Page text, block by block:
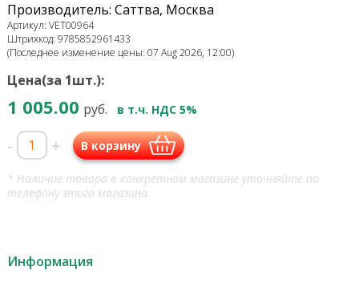
Производитель: Саттва, Москва
Артикул: VET00964
Штрихкод: 9785852961433
(Последнее изменение цены: 07 Aug 2026, 12:00)
Цена(за 1шт.):
1 005.00 руб. в т.ч. НДС 5%
- + В корзину
* Наличие товара в конкретном магазине уточняйте по
телефону этого магазина.
Информация